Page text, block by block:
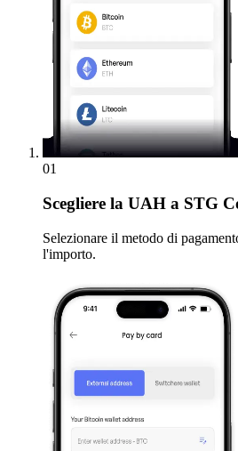
01
Scegliere la UAH a STG
Selezionare il metodo di
l'importo.